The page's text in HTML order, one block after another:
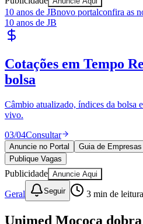
10 anos de JBnovo portalconfira as
10 anos de JB
Publique Vagas
Publique vagas e encontre os
04/04Publicar
Anuncie no Portal
Publique Vagas
Publicidade Anuncie Aqui
Geral Seguir 3min de leitura
Unimed Mococa dobra